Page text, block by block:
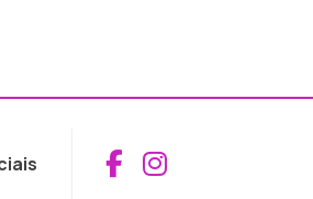
Aceder ao
Aceder ao